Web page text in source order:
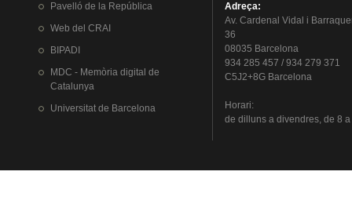
Pavelló de la República
Web del CRAI
BIPADI
MDC - Memòria digital de
Catalunya
Universitat de Barcelona
Adreça:
Av. Cardenal Vidal i
36
08035 Barcelona
934 285 457 / 934 279 371
C5J2+8G Barcelona
Horari:
de dillunsa divendres, de 8